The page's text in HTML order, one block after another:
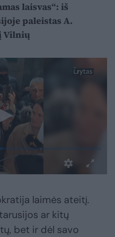
laisvas“: iš
paleistas A.
Vilnių
laimės ateitį.
ar kitų
bet ir dėl savo